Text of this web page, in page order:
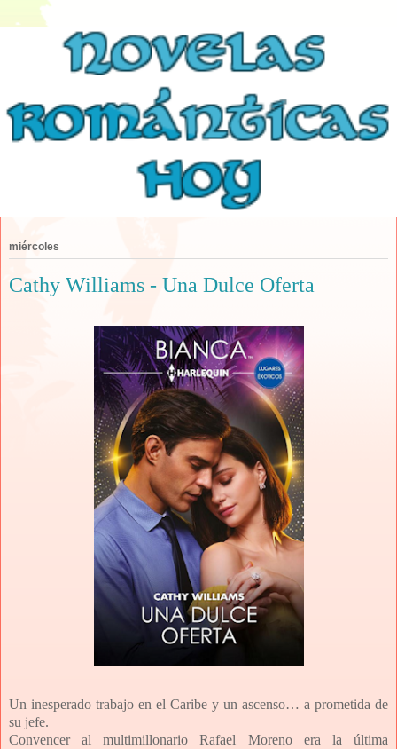
miércoles
Cathy Williams - Una Dulce Oferta
Un inesperado trabajo en el Caribe y un ascenso… a prometida de
su jefe.
Convencer al multimillonario Rafael Moreno era la última